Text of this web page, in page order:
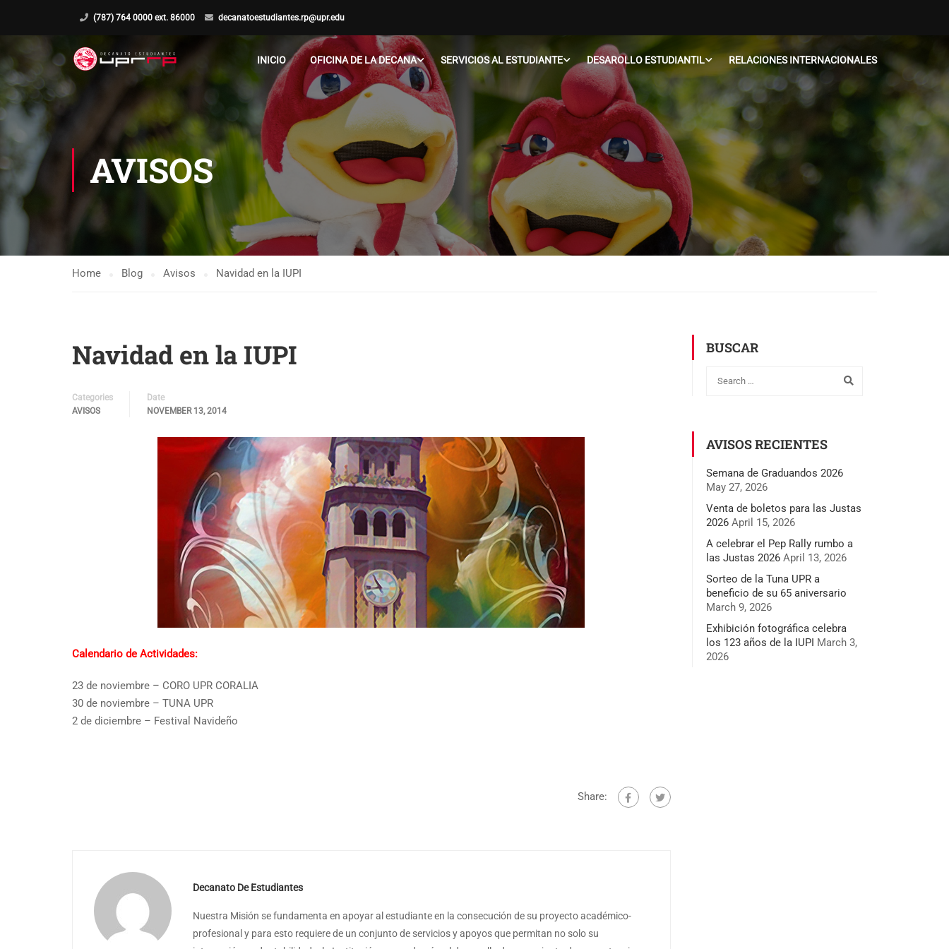
(787) 764 0000 ext. 86000 decanatoestudiantes.rp@upr.edu
INICIO OFICINA DE LA DECANA SERVICIOS AL ESTUDIANTE DESAROLLO ESTUDIANTIL RELACIONES INTERNACIONALES
AVISOS
Home Blog Avisos Navidad en la IUPI
Navidad en la IUPI
Categories
AVISOS
Date
NOVEMBER 13, 2014
Calendario de Actividades:
23 de noviembre – CORO UPR CORALIA
30 de noviembre – TUNA UPR
2 de diciembre – Festival Navideño
Share:
Decanato De Estudiantes
Nuestra Misión se fundamenta en apoyar al estudiante en la consecución de su proyecto académico-
profesional y para esto requiere de un conjunto de servicios y apoyos que permitan no solo su
BUSCAR
AVISOS RECIENTES
Semana de Graduandos 2026
May 27, 2026
Venta de boletos para las Justas
2026 April 15, 2026
A celebrar el Pep Rally rumbo a
las Justas 2026 April 13, 2026
Sorteo de la Tuna UPR a
beneficio de su 65 aniversario
March 9, 2026
Exhibición fotográfica celebra
los 123 años de la IUPI March 3,
2026